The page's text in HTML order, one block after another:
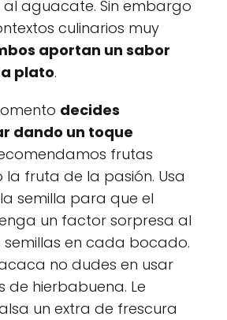
aguacate. Sin embargo
culinarios muy
aportan un sabor
plato.
decides
dando un toque
frutas
fruta de la pasión. Usa
semilla para que el
un factor sorpresa al
en cada bocado.
no dudes en usar
de hierbabuena. Le
un extra de frescura